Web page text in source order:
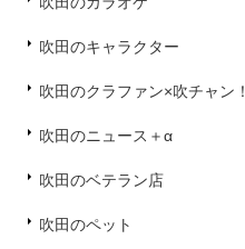
吹田のキャラクター
吹田のクラファン×吹チャン！
吹田のニュース＋α
吹田のベテラン店
吹田のペット